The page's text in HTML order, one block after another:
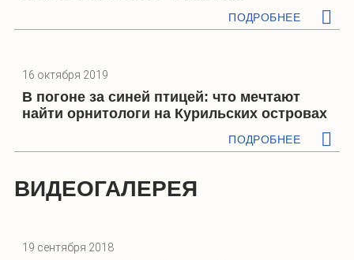
ПОДРОБНЕЕ
16 октября 2019
В погоне за синей птицей: что мечтают
найти орнитологи на Курильских островах
ПОДРОБНЕЕ
ВИДЕОГАЛЕРЕЯ
19 сентября 2018